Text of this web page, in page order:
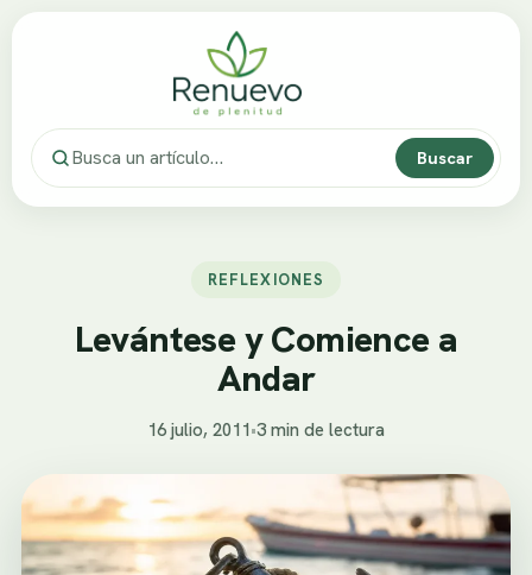
Buscar
REFLEXIONES
Levántese y Comience a
Andar
16 julio, 2011•3 min de lectura